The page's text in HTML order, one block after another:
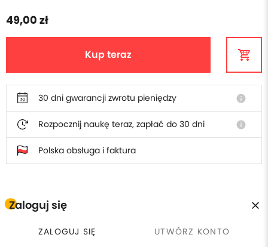
Zaloguj się
ZALOGUJ SIĘ UTWÓRZ KONTO
49,00 zł
Kup teraz
30 dni gwarancji zwrotu pieniędzy info
Rozpocznij naukę teraz, zapłać do 30 dni info
Polska obsługa i faktura
W cenie poradnika otrzymasz
Płacisz raz, wracasz kiedy